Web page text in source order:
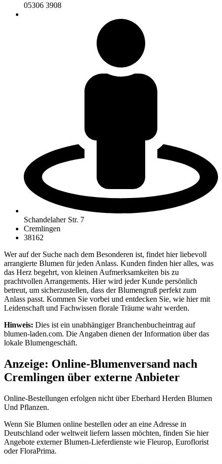
05306 3908
Schandelaher Str. 7
Cremlingen
38162
Wer auf der Suche nach dem Besonderen ist, findet hier liebevoll
arrangierte Blumen für jeden Anlass. Kunden finden hier alles, was
das Herz begehrt, von kleinen Aufmerksamkeiten bis zu
prachtvollen Arrangements. Hier wird jeder Kunde persönlich
betreut, um sicherzustellen, dass der Blumengruß perfekt zum
Anlass passt. Kommen Sie vorbei und entdecken Sie, wie hier mit
Leidenschaft und Fachwissen florale Träume wahr werden.
Hinweis: Dies ist ein unabhängiger Branchenbucheintrag auf
blumen-laden.com. Die Angaben dienen der Information über das
lokale Blumengeschäft.
Anzeige: Online-Blumenversand nach
Cremlingen über externe Anbieter
Online-Bestellungen erfolgen nicht über Eberhard Herden Blumen
Und Pflanzen.
Wenn Sie Blumen online bestellen oder an eine Adresse in
Deutschland oder weltweit liefern lassen möchten, finden Sie hier
Angebote externer Blumen-Lieferdienste wie Fleurop, Euroflorist
oder FloraPrima.